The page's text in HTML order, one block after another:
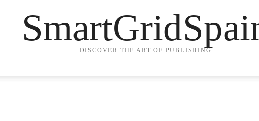
DISCOVER THE ART OF PUBLISHING